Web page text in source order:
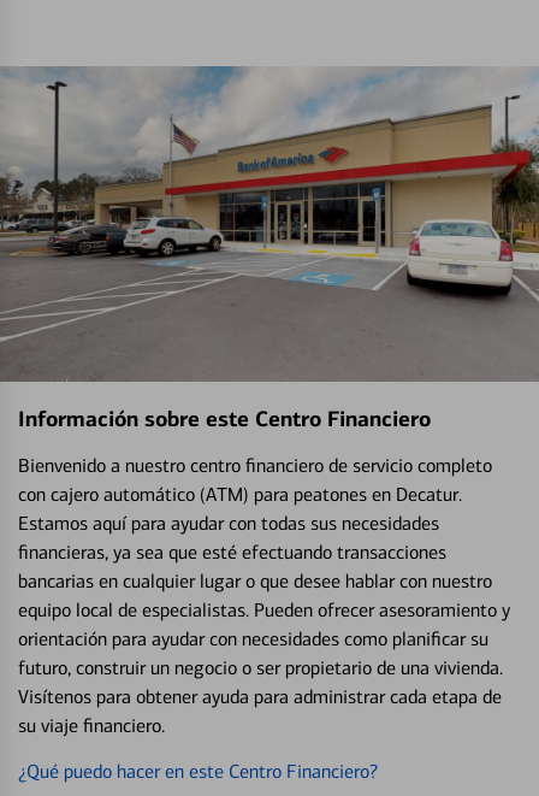
Información sobre este Centro Financiero
Bienvenido a nuestro centro financiero de servicio completo
con cajero automático (ATM) para peatones en Decatur.
Estamos aquí para ayudar con todas sus necesidades
financieras, ya sea que esté efectuando transacciones
bancarias en cualquier lugar o que desee hablar con nuestro
equipo local de especialistas. Pueden ofrecer asesoramiento y
orientación para ayudar con necesidades como planificar su
futuro, construir un negocio o ser propietario de una vivienda.
Visítenos para obtener ayuda para administrar cada etapa de
su viaje financiero.
¿Qué puedo hacer en este Centro Financiero?